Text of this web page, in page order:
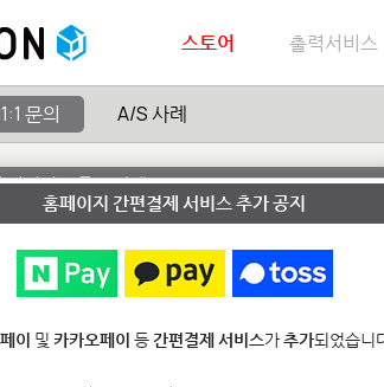
스토어 출력서비스
1:1 문의 A/S 사례
력서비스 종료 안내
홈페이지 간편결제 서비스 추가 공지
이 및 카카오페이 등간편결제 서비스가추가되었습니